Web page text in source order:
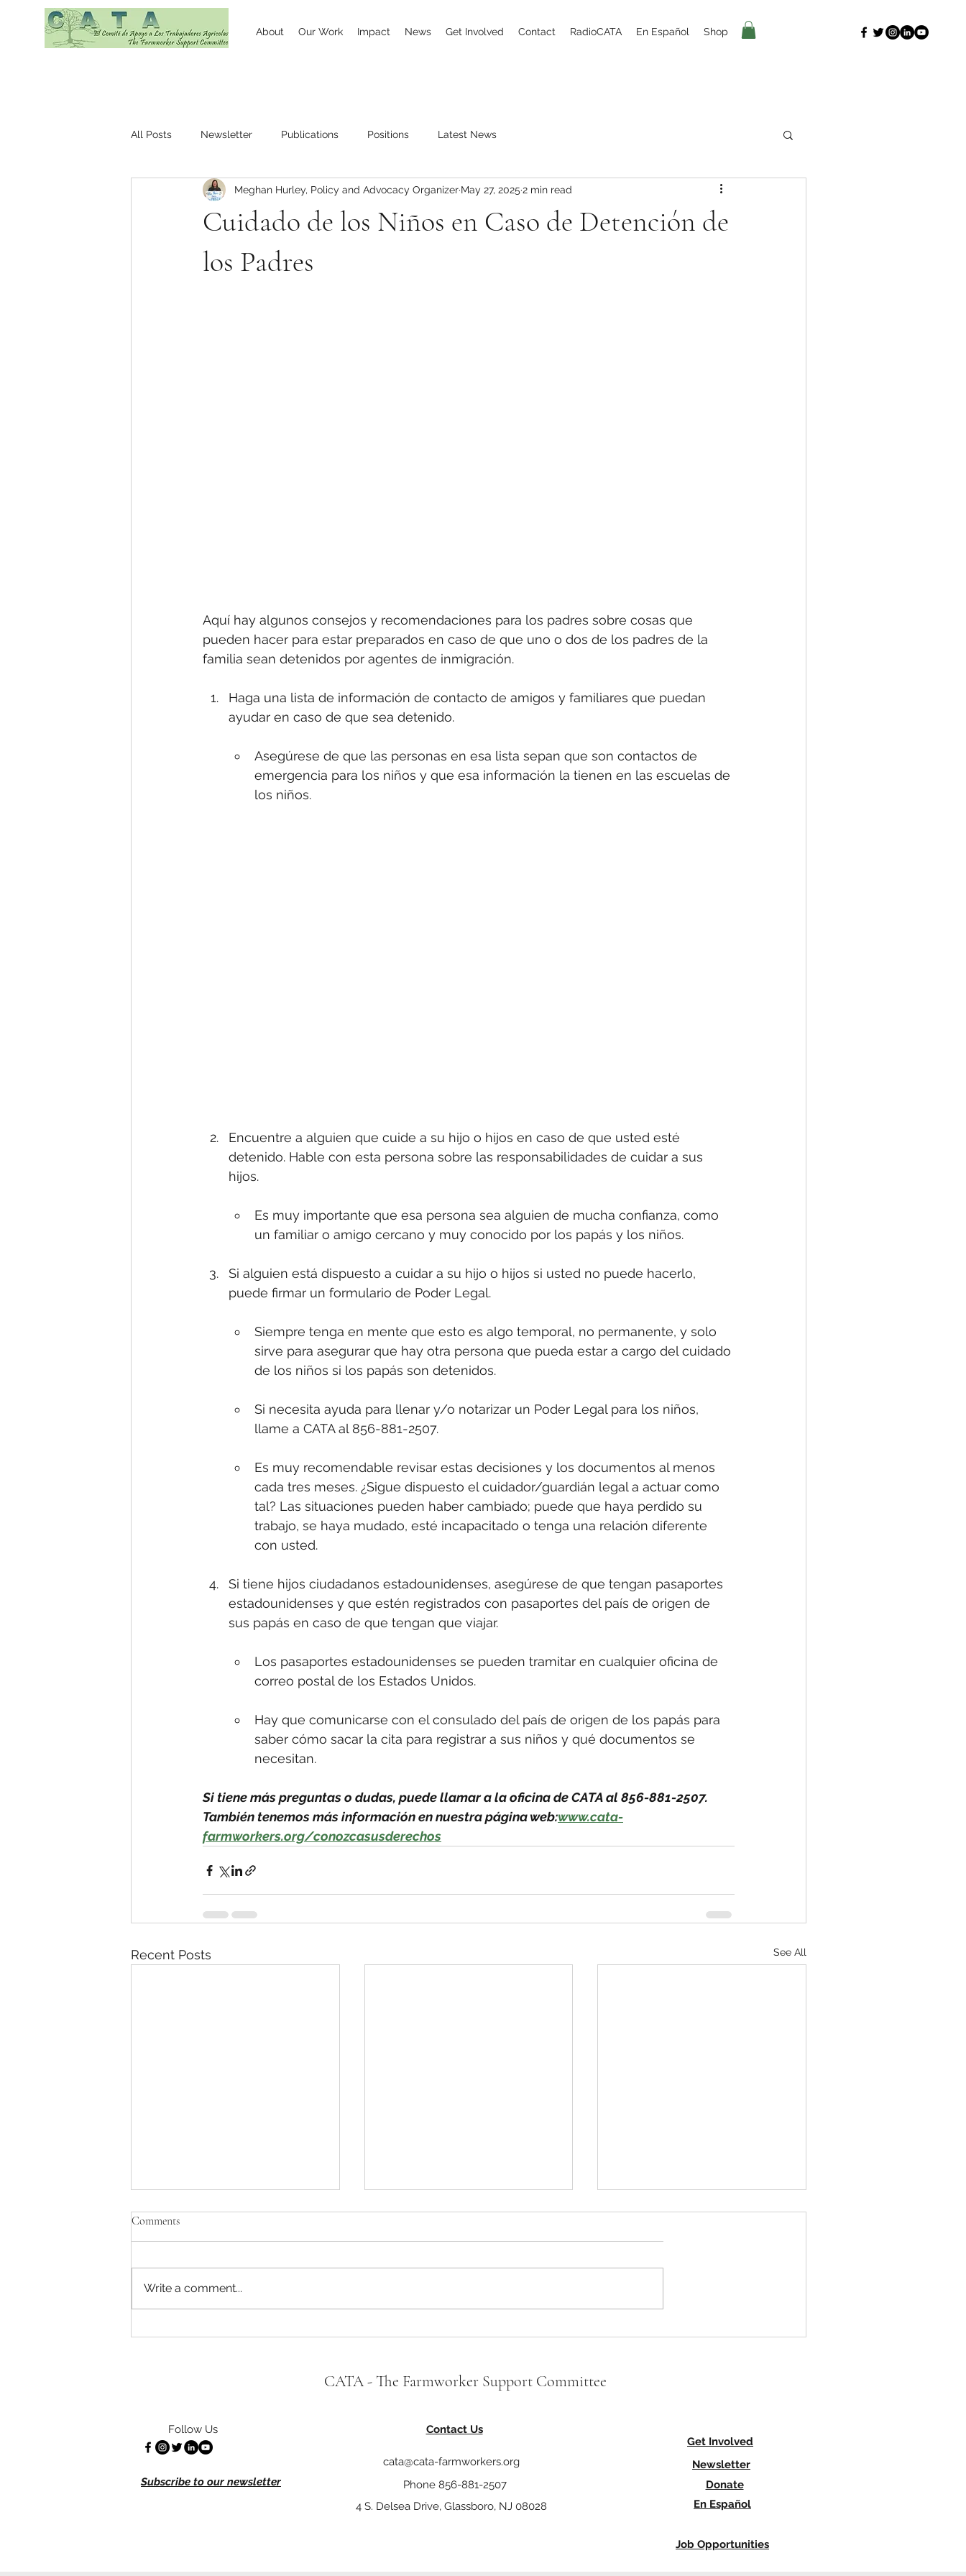
About Our Work Impact News Get Involved Contact RadioCATA En Español Shop
All Posts Newsletter Publications Positions Latest News
Cuidado de los Niños en Caso de Detención de
los Padres
Meghan Hurley, Policy and Advocacy Organizer May 27, 2025 2 min read
Aquí hay algunos consejos y recomendaciones para los padres sobre cosas que
pueden hacer para estar preparados en caso de que uno o dos de los padres de la
familia sean detenidos por agentes de inmigración.
Haga una lista de información de contacto de amigos y familiares que puedan
ayudar en caso de que sea detenido.
Asegúrese de que las personas en esa lista sepan que son contactos de
emergencia para los niños y que esa información la tienen en las escuelas de
los niños.
Encuentre a alguien que cuide a su hijo o hijos en caso de que usted esté
detenido. Hable con esta persona sobre las responsabilidades de cuidar a sus
hijos.
Es muy importante que esa persona sea alguien de mucha confianza, como
un familiar o amigo cercano y muy conocido por los papás y los niños.
Si alguien está dispuesto a cuidar a su hijo o hijos si usted no puede hacerlo,
puede firmar un formulario de Poder Legal.
Siempre tenga en mente que esto es algo temporal, no permanente, y solo
sirve para asegurar que hay otra persona que pueda estar a cargo del cuidado
de los niños si los papás son detenidos.
Si necesita ayuda para llenar y/o notarizar un Poder Legal para los niños,
llame a CATA al 856-881-2507.
Es muy recomendable revisar estas decisiones y los documentos al menos
cada tres meses. ¿Sigue dispuesto el cuidador/guardián legal a actuar como
tal? Las situaciones pueden haber cambiado; puede que haya perdido su
trabajo, se haya mudado, esté incapacitado o tenga una relación diferente
con usted.
Si tiene hijos ciudadanos estadounidenses, asegúrese de que tengan pasaportes
estadounidenses y que estén registrados con pasaportes del país de origen de
sus papás en caso de que tengan que viajar.
Los pasaportes estadounidenses se pueden tramitar en cualquier oficina de
correo postal de los Estados Unidos.
Hay que comunicarse con el consulado del país de origen de los papás para
saber cómo sacar la cita para registrar a sus niños y qué documentos se
necesitan.
Si tiene más preguntas o dudas, puede llamar a la oficina de CATA al 856-881-2507.
También tenemos más información en nuestra página web:www.cata-
farmworkers.org/conozcasusderechos
Recent Posts See All
(Dreamers) necesitan apoyo ahora
Comments
Write a comment...
CATA - The Farmworker Support Committee
Follow Us
Subscribe to our newsletter
Contact Us
cata@cata-farmworkers.org
Phone 856-881-2507
4 S. Delsea Drive, Glassboro, NJ 08028
Get Involved
Newsletter
Donate
En Español
Job Opportunities